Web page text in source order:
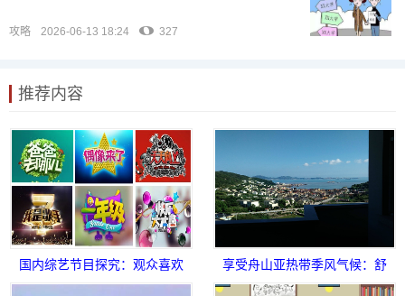
攻略 2026-06-13 18:24 327
推荐内容
国内综艺节目探究：观众喜欢
什么样的节目呢
享受舟山亚热带季风气候：舒
爽夏日自驾游